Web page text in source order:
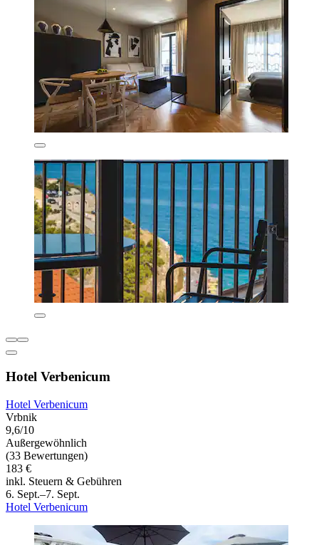
Hotel Verbenicum
Hotel Verbenicum
Vrbnik
9,6/10
Außergewöhnlich
(33 Bewertungen)
183 €
inkl. Steuern & Gebühren
6. Sept.–7. Sept.
Hotel Verbenicum